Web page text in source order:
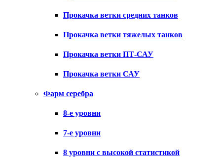
Прокачка ветки средних танков
Прокачка ветки тяжелых танков
Прокачка ветки ПТ-САУ
Прокачка ветки САУ
Фарм серебра
8-е уровни
7-е уровни
8 уровни с высокой статистикой